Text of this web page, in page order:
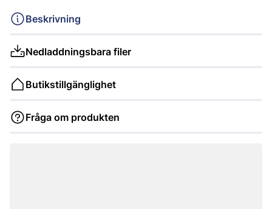
Beskrivning
Nedladdningsbara filer
Butikstillgänglighet
Fråga om produkten